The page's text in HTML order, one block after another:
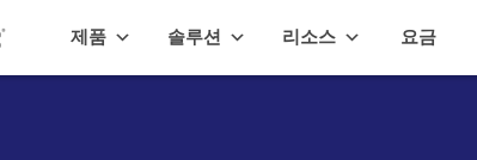
제품 솔루션 리소스 요금